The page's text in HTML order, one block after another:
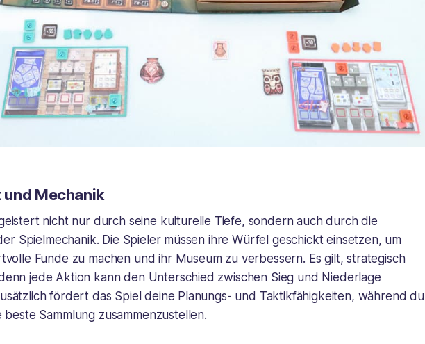
und Mechanik
nicht nur durch seine kulturelle Tiefe, sondern auch durch die
Spielmechanik. Die Spieler müssen ihre Würfel geschickt einsetzen, um
Funde zu machen und ihr Museum zu verbessern. Es gilt, strategisch
jede Aktion kann den Unterschied zwischen Sieg und Niederlage
fördert das Spiel deine Planungs- und Taktikfähigkeiten, während du
Sammlung zusammenzustellen.